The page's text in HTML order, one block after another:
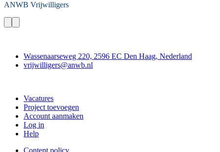
ANWB Vrijwilligers
Wassenaarseweg 220, 2596 EC Den Haag, Nederland
vrijwilligers@anwb.nl
Vacatures
Project toevoegen
Account aanmaken
Log in
Help
Content policy